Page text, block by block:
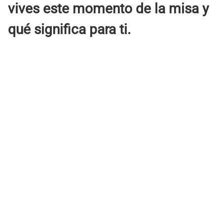
vives este momento de la misa y
qué significa para ti.